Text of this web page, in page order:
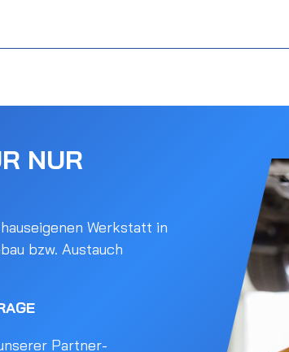
NUR
Werkstatt in
bzw. Austauch
Partner-